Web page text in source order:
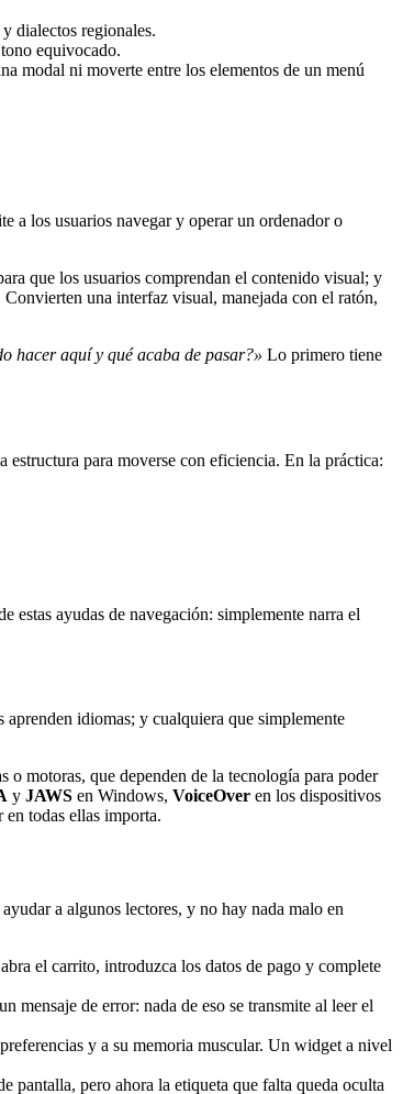
dialectos regionales.
equivocado.
modal ni moverte entre los elementos de un menú
a los usuarios navegar y operar un ordenador o
que los usuarios comprendan el contenido visual; y
Convierten una interfaz visual, manejada con el ratón,
hacer aquí y qué acaba de pasar?» Lo primero tiene
estructura para moverse con eficiencia. En la práctica:
estas ayudas de navegación: simplemente narra el
idiomas; y cualquiera que simplemente
o motoras, que dependen de la tecnología para poder
y JAWS en Windows, VoiceOver en los dispositivos
todas ellas importa.
a algunos lectores, y no hay nada malo en
el carrito, introduzca los datos de pago y complete
mensaje de error: nada de eso se transmite al leer el
y a su memoria muscular. Un widget a nivel
pantalla, pero ahora la etiqueta que falta queda oculta